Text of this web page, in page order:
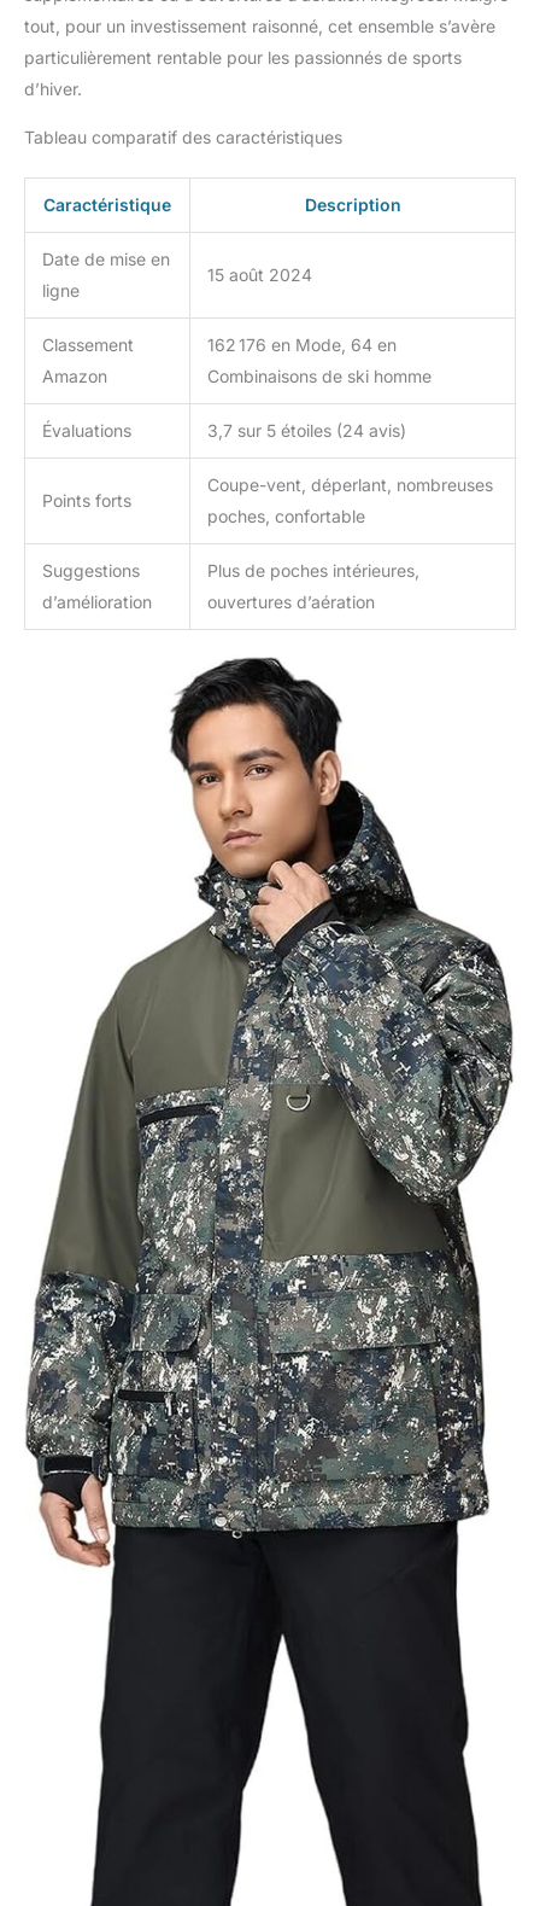
tout, pour un investissement raisonné, cet ensemble s’avère
particulièrement rentable pour les passionnés de sports
d’hiver.
Tableau comparatif des caractéristiques
Caractéristique Description
Date de mise en
ligne
15 août 2024
Classement
Amazon
162 176 en Mode, 64 en
Combinaisons de ski homme
Évaluations 3,7 sur 5 étoiles (24 avis)
Points forts
Coupe-vent, déperlant, nombreuses
poches, confortable
Suggestions
d’amélioration
Plus de poches intérieures,
ouvertures d’aération